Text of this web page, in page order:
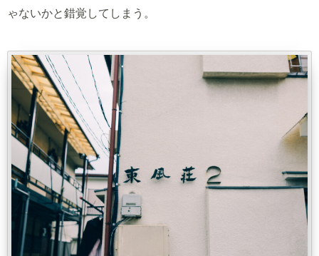
ゃないかと錯覚してしまう。